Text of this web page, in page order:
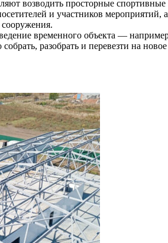
возводить просторные
и участников мероприятий,
временного объекта —
разобрать и перевезти на